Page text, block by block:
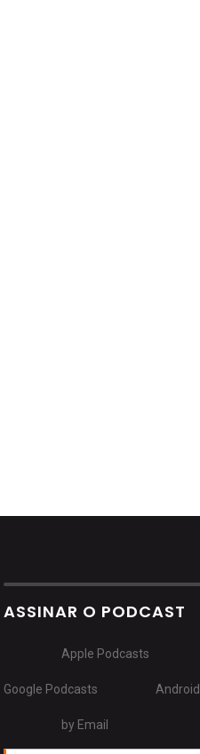
ASSINAR O PODCAST
Apple Podcasts
Google Podcasts Android
by Email